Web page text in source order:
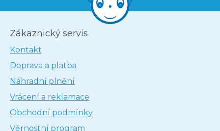
Zákaznický servis
Kontakt
Doprava a platba
Náhradní plnění
Vrácení a reklamace
Obchodní podmínky
Věrnostní program